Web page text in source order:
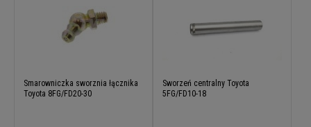
Smarowniczka sworznia łącznika
Toyota 8FG/FD20-30
Sworzeń centralny Toyota
5FG/FD10-18